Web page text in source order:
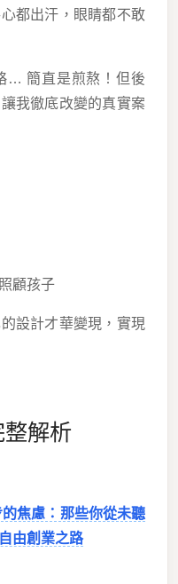
都出汗，眼睛都不敢
… 簡直是煎熬！但後
我徹底改變的真實案
顧孩子
設計才華變現，實現
解析
焦慮：那些你從未聽
由創業之路